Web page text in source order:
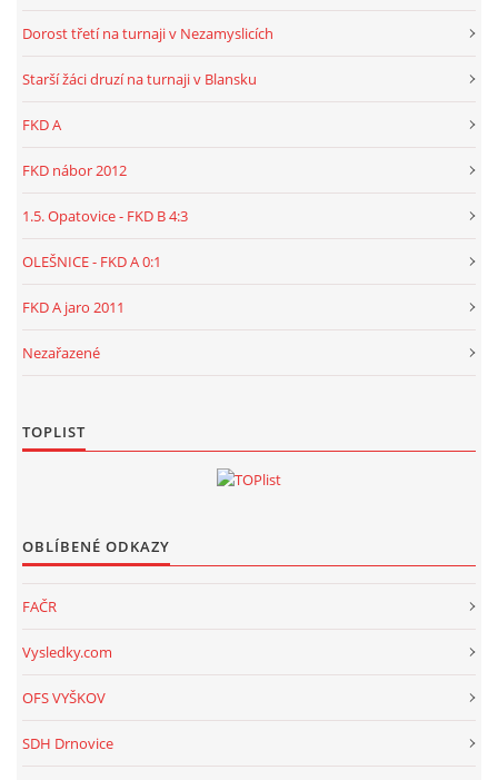
Dorost třetí na turnaji v Nezamyslicích
Starší žáci druzí na turnaji v Blansku
FKD A
FKD nábor 2012
1.5. Opatovice - FKD B 4:3
OLEŠNICE - FKD A 0:1
FKD A jaro 2011
Nezařazené
TOPLIST
OBLÍBENÉ ODKAZY
FAČR
Vysledky.com
OFS VYŠKOV
SDH Drnovice